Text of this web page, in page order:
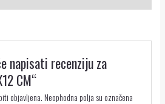
napisati recenziju za
CM“
objavljena. Neophodna polja su označena